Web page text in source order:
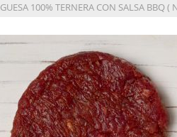
100% TERNERA CON SALSA